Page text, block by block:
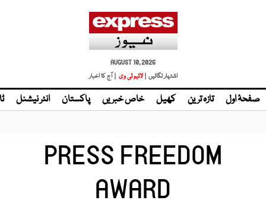
AUGUST 10, 2026
اشتہار لگائیں | لائیو ٹی وی | آج کا اخبار
صفحۂ اول تازہ ترین کھیل خاص خبریں پاکستان انٹر نیشنل
PRESS FREEDOM
AWARD